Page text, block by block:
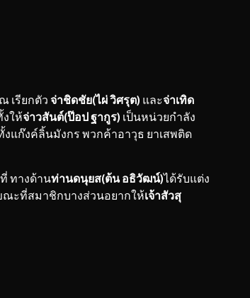
เรียกตัว จ่าชิดชัย(ไผ่ วิศรุต) และจ่าเทิด
ให้จ่าวสันต์(ป๊อป ฐากูร) เป็นหน่วยกำลัง
แก๊งค์ลิ้นมังกร พวกค้าอาวุธ ยาเสพติด
ทางด้านท่านดนุยส(ต้น อธิวัฒน์)ได้รับแต่ง
ะที่สมาชิกบางส่วนอยากให้เจ้าสัวสุ